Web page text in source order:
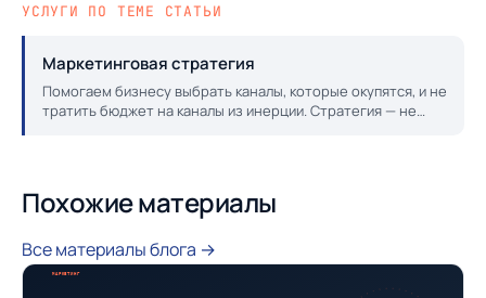
УСЛУГИ ПО ТЕМЕ СТАТЬИ
Маркетинговая стратегия
Помогаем бизнесу выбрать каналы, которые окупятся, и не
тратить бюджет на каналы из инерции. Стратегия — не
Похожие материалы
Все материалы блога →